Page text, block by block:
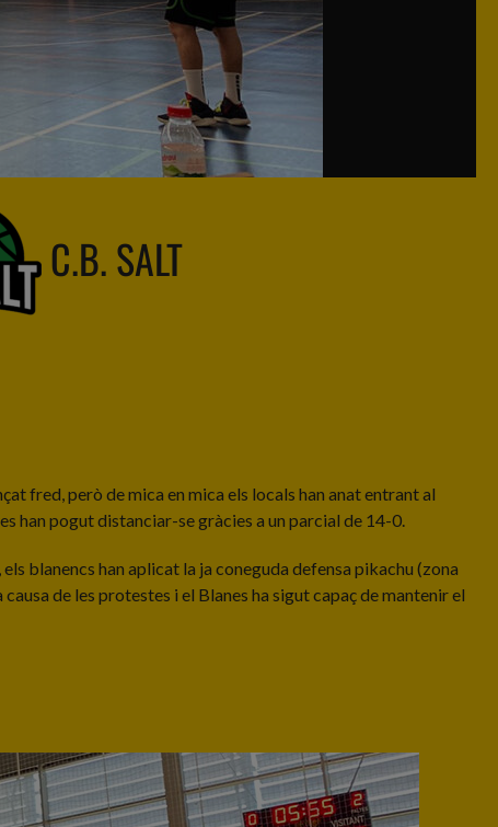
C.B. SALT
fred, però de mica en mica els locals han anat entrant al
han pogut distanciar-se gràcies a un parcial de 14-0.
blanencs han aplicat la ja coneguda defensa pikachu (zona
de les protestes i el Blanes ha sigut capaç de mantenir el